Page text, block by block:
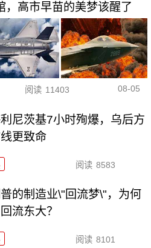
，高市早苗的美梦该醒了
阅读 11403 08-05
尼茨基7小时殉爆，乌后方
更致命
阅读 8583
的制造业\"回流梦\"，为何
流东大？
阅读 8101